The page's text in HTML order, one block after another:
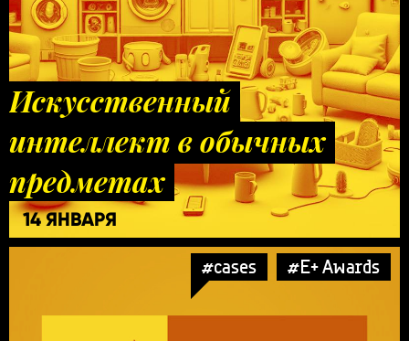
Искусственный
интеллект в обычных
предметах
14 ЯНВАРЯ
#cases #E+ Awards